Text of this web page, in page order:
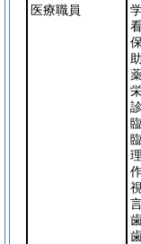
医療職員